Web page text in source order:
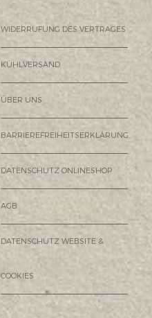
WIDERRUFUNG DES VERTRAGES
KÜHLVERSAND
ÜBER UNS
BARRIEREFREIHEITSERKLÄRUNG
DATENSCHUTZ ONLINESHOP
AGB
DATENSCHUTZ WEBSITE &
COOKIES